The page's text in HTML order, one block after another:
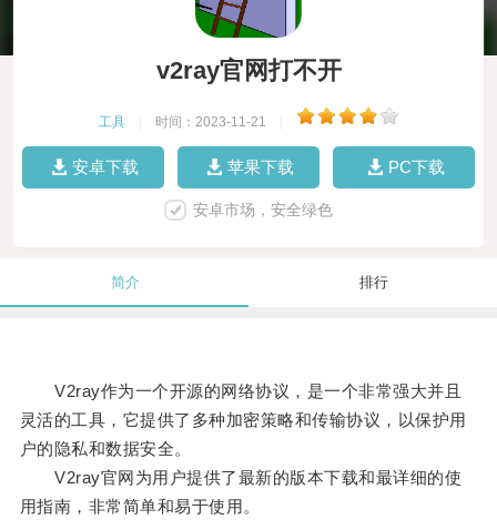
v2ray官网打不开
工具 时间：2023-11-21
安卓下载 苹果下载 PC下载
安卓市场，安全绿色
简介 排行
V2ray作为一个开源的网络协议，是一个非常强大并且
灵活的工具，它提供了多种加密策略和传输协议，以保护用
户的隐私和数据安全。
V2ray官网为用户提供了最新的版本下载和最详细的使
用指南，非常简单和易于使用。